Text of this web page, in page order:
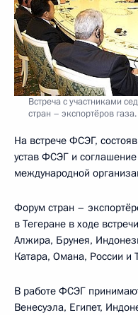
Встреча с участниками
стран – экспортёров газа.
На встрече ФСЭГ,
устав ФСЭГ и
международной
Форум стран –
в Тегеране в ходе
Алжира, Брунея,
Катара, Омана, России и
В работе ФСЭГ
Венесуэла, Египет,